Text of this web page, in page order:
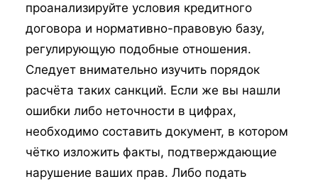
проанализируйте условия кредитного
договора и нормативно-правовую базу,
регулирующую подобные отношения.
Следует внимательно изучить порядок
расчёта таких санкций. Если же вы нашли
ошибки либо неточности в цифрах,
необходимо составить документ, в котором
чётко изложить факты, подтверждающие
нарушение ваших прав. Либо подать